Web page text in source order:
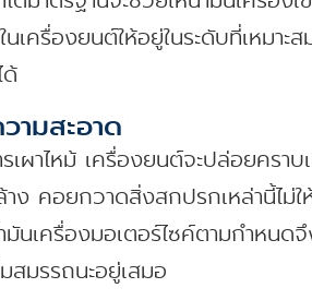
เครื่องยนต์ให้อยู่ในระดับที่เหมา
ด้
ามสะอาด
เผาไหม้ เครื่องยนต์จะปล่อยครา
าง คอยกวาดสิ่งสกปรกเหล่านี้ไ
มันเครื่องมอเตอร์ไซค์ตามกำหนด
สมรรถนะอยู่เสมอ